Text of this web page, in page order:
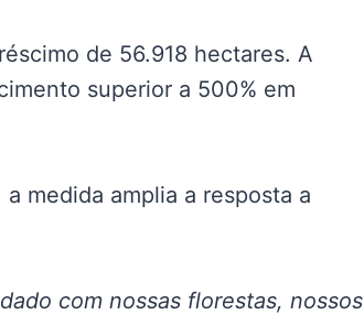
de 56.918 hectares. A
superior a 500% em
a medida amplia a resposta a
com nossas florestas, nossos